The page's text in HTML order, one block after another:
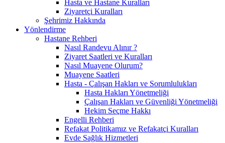
Hasta ve Hastane Kuralları
Ziyaretçi Kuralları
Şehrimiz Hakkında
Yönlendirme
Hastane Rehberi
Nasıl Randevu Alınır ?
Ziyaret Saatleri ve Kuralları
Nasıl Muayene Olurum?
Muayene Saatleri
Hasta - Çalışan Hakları ve Sorumlulukları
Hasta Hakları Yönetmeliği
Çalışan Hakları ve Güvenliği Yönetmeliği
Hekim Seçme Hakkı
Engelli Rehberi
Refakat Politikamız ve Refakatçi Kuralları
Evde Sağlık Hizmetleri